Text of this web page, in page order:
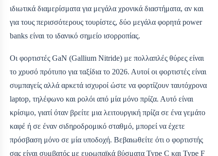
ιδιωτικά διαμερίσματα για μεγάλα χρονικά διαστήματα, αν και
για τους περισσότερους τουρίστες, δύο μεγάλα φορητά power
banks είναι το ιδανικό σημείο ισορροπίας.
Οι φορτιστές GaN (Gallium Nitride) με πολλαπλές θύρες είναι
το χρυσό πρότυπο για ταξίδια το 2026. Αυτοί οι φορτιστές είναι
συμπαγείς αλλά αρκετά ισχυροί ώστε να φορτίζουν ταυτόχρονα
laptop, τηλέφωνο και ρολόι από μία μόνο πρίζα. Αυτό είναι
κρίσιμο, γιατί όταν βρείτε μια λειτουργική πρίζα σε ένα γεμάτο
καφέ ή σε έναν σιδηροδρομικό σταθμό, μπορεί να έχετε
πρόσβαση μόνο σε μία υποδοχή. Βεβαιωθείτε ότι ο φορτιστής
σας είναι συμβατός με ευρωπαϊκά βύσματα Type C και Type F